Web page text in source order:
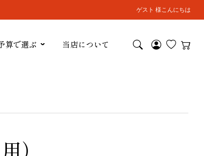
ゲスト 様こんにちは
算で選ぶ 当店について
）